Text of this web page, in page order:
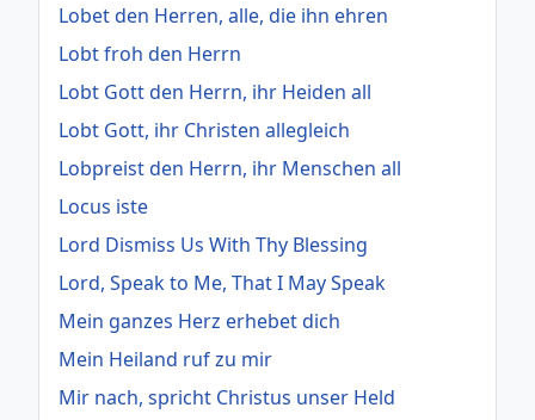
Lobet den Herren, alle, die ihn ehren
Lobt froh den Herrn
Lobt Gott den Herrn, ihr Heiden all
Lobt Gott, ihr Christen allegleich
Lobpreist den Herrn, ihr Menschen all
Locus iste
Lord Dismiss Us With Thy Blessing
Lord, Speak to Me, That I May Speak
Mein ganzes Herz erhebet dich
Mein Heiland ruf zu mir
Mir nach, spricht Christus unser Held